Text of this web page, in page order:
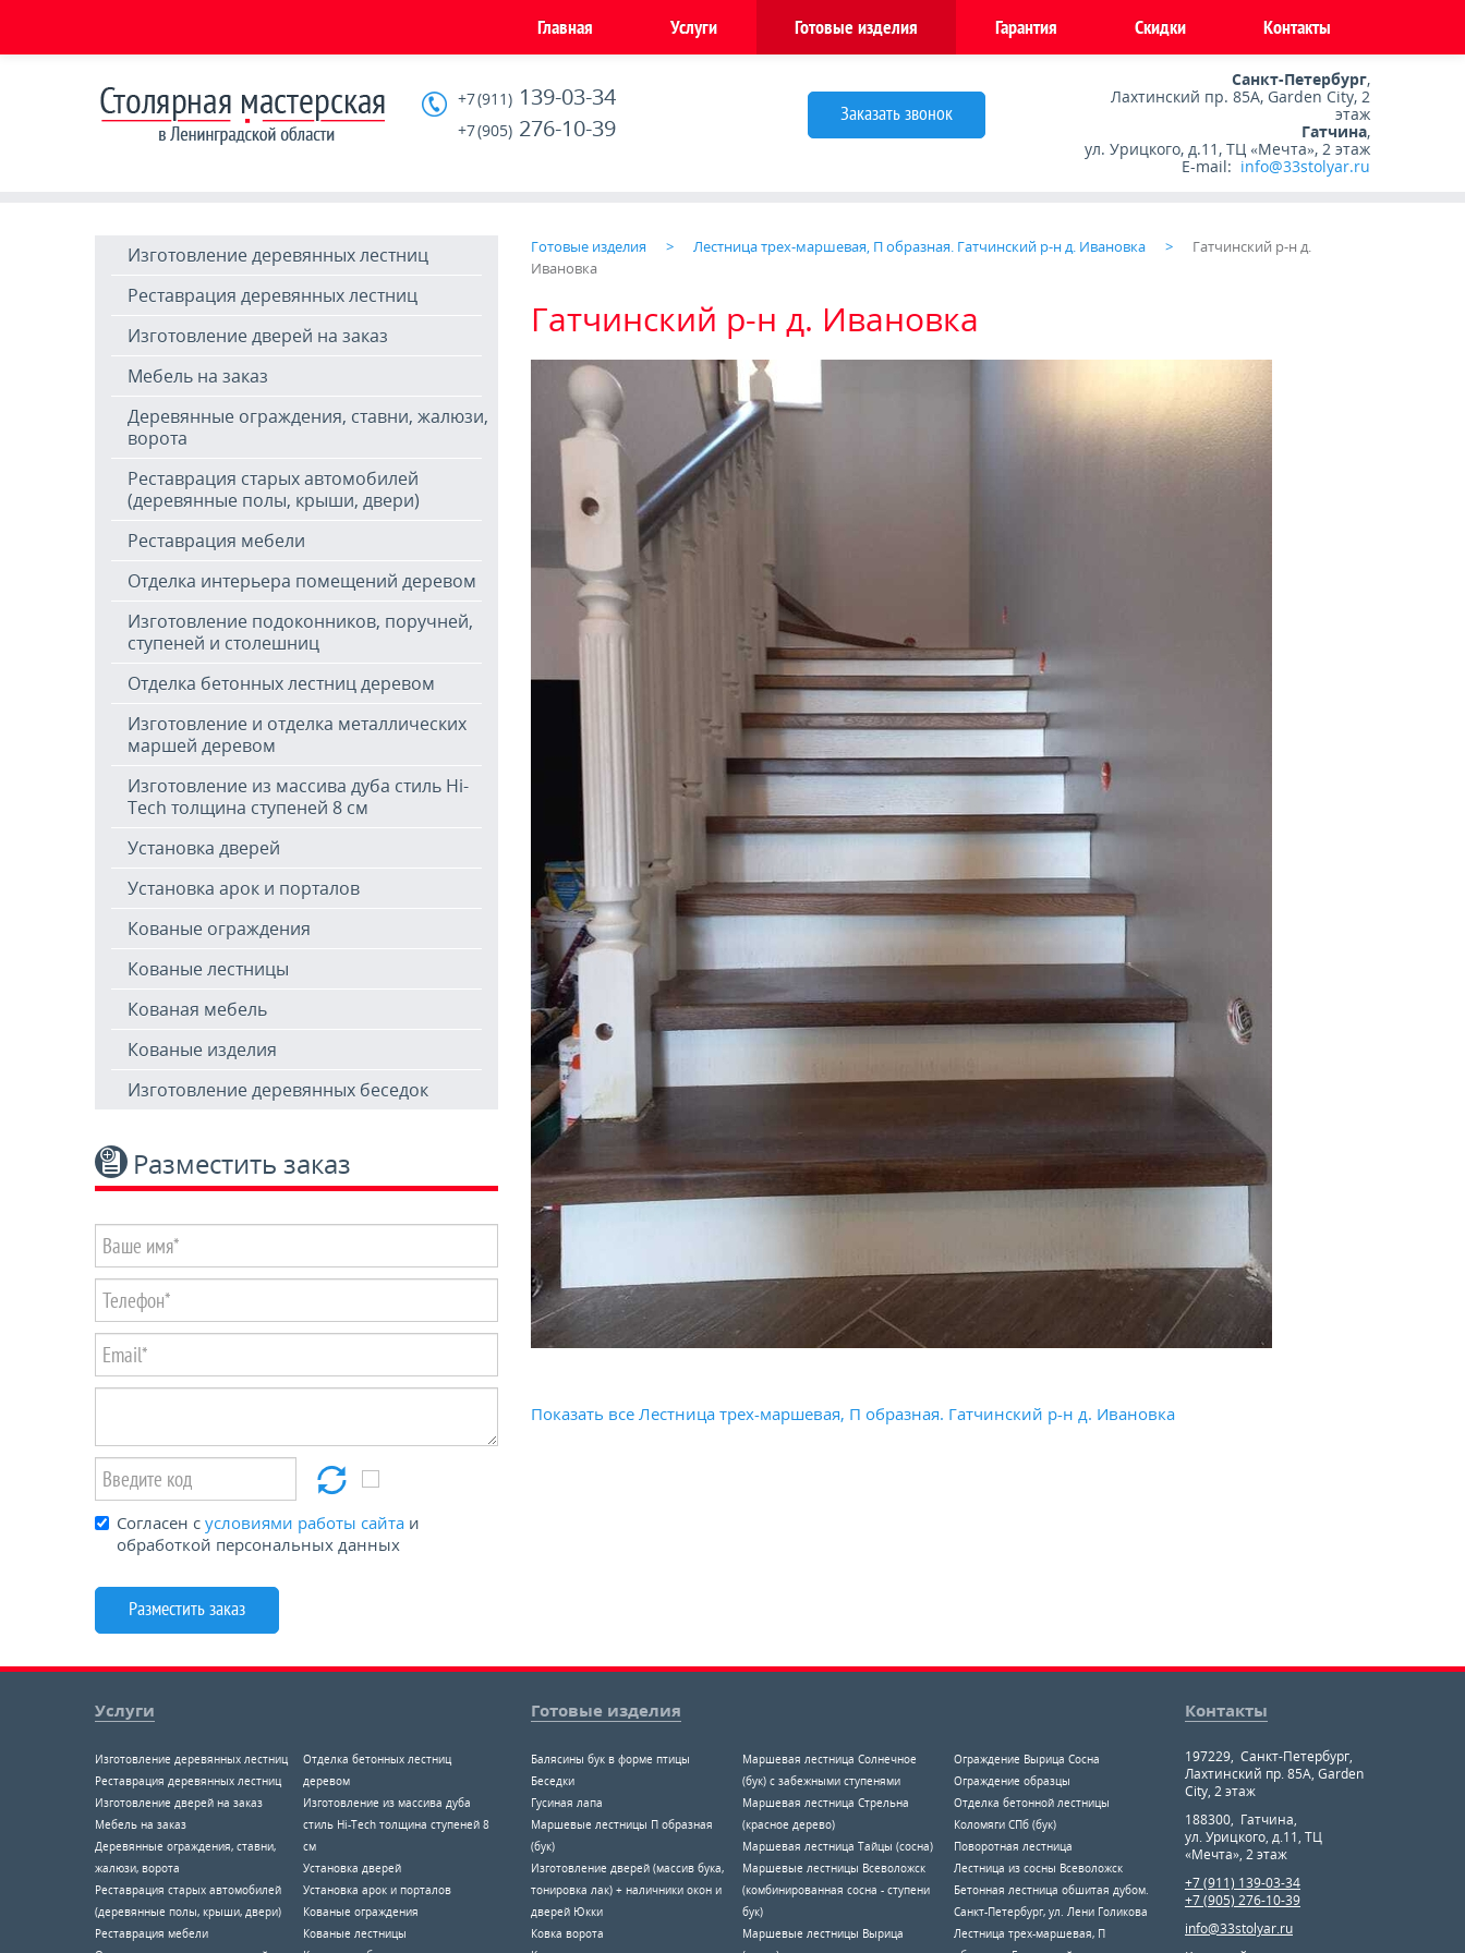
Главная Услуги Готовые изделия Гарантия Скидки Контакты
+7 (911) 139-03-34
+7 (905) 276-10-39
Заказать звонок
Санкт-Петербург,
Лахтинский пр. 85А, Garden City, 2
этаж
Гатчина,
ул. Урицкого, д.11, ТЦ «Мечта», 2 этаж
E-mail: info@33stolyar.ru
Изготовление деревянных лестниц
Реставрация деревянных лестниц
Изготовление дверей на заказ
Мебель на заказ
Деревянные ограждения, ставни, жалюзи,
ворота
Реставрация старых автомобилей
(деревянные полы, крыши, двери)
Реставрация мебели
Отделка интерьера помещений деревом
Изготовление подоконников, поручней,
ступеней и столешниц
Отделка бетонных лестниц деревом
Изготовление и отделка металлических
маршей деревом
Изготовление из массива дуба стиль Hi-
Tech толщина ступеней 8 см
Установка дверей
Установка арок и порталов
Кованые ограждения
Кованые лестницы
Кованая мебель
Кованые изделия
Изготовление деревянных беседок
Разместить заказ
Согласен с условиями работы сайта и
обработкой персональных данных
Готовые изделия Лестница трех-маршевая, П образная. Гатчинский р-н д. Ивановка
Гатчинский р-н д.
Ивановка
Гатчинский р-н д. Ивановка
Показать все Лестница трех-маршевая, П образная. Гатчинский р-н д. Ивановка
Услуги
Изготовление деревянных лестниц
Реставрация деревянных лестниц
Изготовление дверей на заказ
Мебель на заказ
Деревянные ограждения, ставни,
жалюзи, ворота
Реставрация старых автомобилей
(деревянные полы, крыши, двери)
Реставрация мебели
Отделка бетонных лестниц
деревом
Изготовление из массива дуба
стиль Hi-Tech толщина ступеней 8
см
Установка дверей
Установка арок и порталов
Кованые ограждения
Кованые лестницы
Готовые изделия
Балясины бук в форме птицы
Беседки
Гусиная лапа
Маршевые лестницы П образная
(бук)
Изготовление дверей (массив бука,
тонировка лак) + наличники окон и
дверей Юкки
Ковка ворота
Маршевая лестница Солнечное
(бук) с забежными ступенями
Маршевая лестница Стрельна
(красное дерево)
Маршевая лестница Тайцы (сосна)
Маршевые лестницы Всеволожск
(комбинированная сосна - ступени
бук)
Маршевые лестницы Вырица
Ограждение Вырица Сосна
Ограждение образцы
Отделка бетонной лестницы
Коломяги СПб (бук)
Поворотная лестница
Лестница из сосны Всеволожск
Бетонная лестница обшитая дубом.
Санкт-Петербург, ул. Лени Голикова
Лестница трех-маршевая, П
Контакты
197229, Санкт-Петербург,
Лахтинский пр. 85А, Garden
City, 2 этаж
188300, Гатчина,
ул. Урицкого, д.11, ТЦ
«Мечта», 2 этаж
+7 (911) 139-03-34
+7 (905) 276-10-39
info@33stolyar.ru